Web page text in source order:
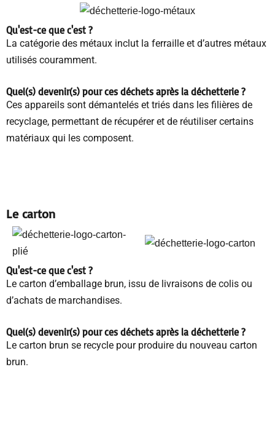
Qu'est-ce que c'est ?
La catégorie des métaux inclut la ferraille et d’autres métaux
utilisés couramment.
Quel(s) devenir(s) pour ces déchets après la déchetterie?
Ces appareils sont démantelés et triés dans les filières de
recyclage, permettant de récupérer et de réutiliser certains
matériaux qui les composent.
Le carton
Qu'est-ce que c'est ?
Le carton d’emballage brun, issu de livraisons de colis ou
d’achats de marchandises.
Quel(s) devenir(s) pour ces déchets après la déchetterie?
Le carton brun se recycle pour produire du nouveau carton
brun.